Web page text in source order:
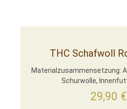
THC Schafwoll
Materialzusammensetzung:
Schurwolle,
29,90 €